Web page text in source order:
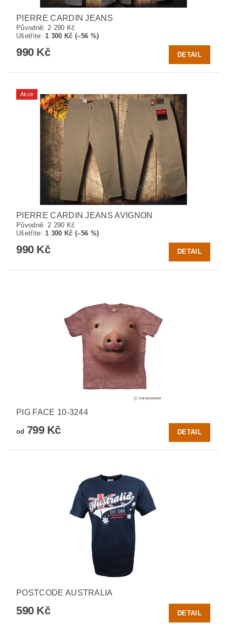
PIERRE CARDIN JEANS
Původně: 2 290 Kč
Ušetříte:1 300 Kč (–56 %)
990 Kč DETAIL
Akce
PIERRE CARDIN JEANS AVIGNON
Původně: 2 290 Kč
Ušetříte: 1 300 Kč (–56 %)
990 Kč DETAIL
PIG FACE 10-3244
od 799 Kč DETAIL
POSTCODE AUSTRALIA
590 Kč DETAIL